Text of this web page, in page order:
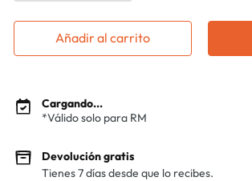
Añadir al carrito
Cargando...
*Válido solo para RM
Devolución gratis
Tienes 7 días desde que lo recibes.